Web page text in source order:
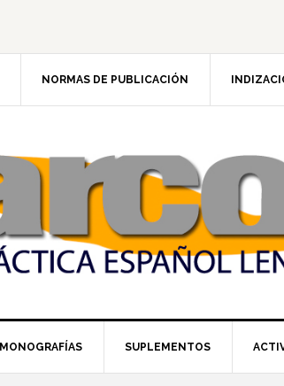
NORMAS DE PUBLICACIÓN
MONOGRAFÍAS SUPLEMENTOS